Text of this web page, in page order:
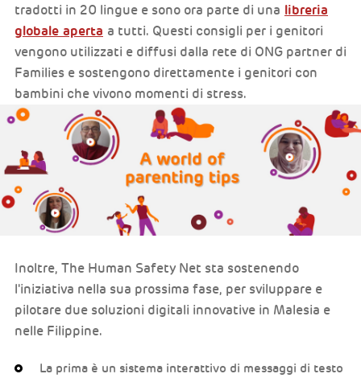
tradotti in 20 lingue e sono ora parte di una libreria
globale aperta a tutti. Questi consigli per i genitori
vengono utilizzati e diffusi dalla rete di ONG partner di
Families e sostengono direttamente i genitori con
bambini che vivono momenti di stress.
Inoltre, The Human Safety Net sta sostenendo
l'iniziativa nella sua prossima fase, per sviluppare e
pilotare due soluzioni digitali innovative in Malesia e
nelle Filippine.
La prima è un sistema interattivo di messaggi di testo